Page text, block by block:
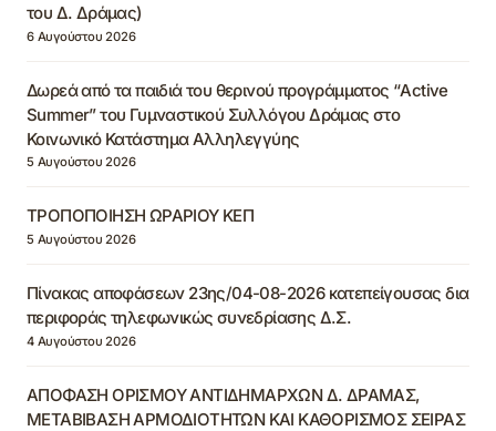
του Δ. Δράμας)
6 Αυγούστου 2026
Δωρεά από τα παιδιά του θερινού προγράμματος “Active
Summer” του Γυμναστικού Συλλόγου Δράμας στο
Κοινωνικό Κατάστημα Αλληλεγγύης
5 Αυγούστου 2026
ΤΡΟΠΟΠΟΙΗΣΗ ΩΡΑΡΙΟΥ ΚΕΠ
5 Αυγούστου 2026
Πίνακας αποφάσεων 23ης/04-08-2026 κατεπείγουσας δια
περιφοράς τηλεφωνικώς συνεδρίασης Δ.Σ.
4 Αυγούστου 2026
ΑΠΟΦΑΣΗ ΟΡΙΣΜΟΥ ΑΝΤΙΔΗΜΑΡΧΩΝ Δ. ΔΡΑΜΑΣ,
ΜΕΤΑΒΙΒΑΣΗ ΑΡΜΟΔΙΟΤΗΤΩΝ ΚΑΙ ΚΑΘΟΡΙΣΜΟΣ ΣΕΙΡΑΣ